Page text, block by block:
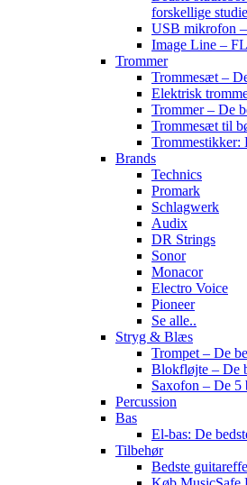
forskellige
USB mikrofon
Image Line –
Trommer
Trommesæt –
Elektrisk
Trommer – De
Trommesæt til
Trommestikker:
Brands
Technics
Promark
Schlagwerk
Audix
DR Strings
Sonor
Monacor
Electro Voice
Pioneer
Se alle..
Stryg & Blæs
Trompet – De
Blokfløjte – De
Saxofon – De 5
Percussion
Bas
El-bas: De
Tilbehør
Bedste